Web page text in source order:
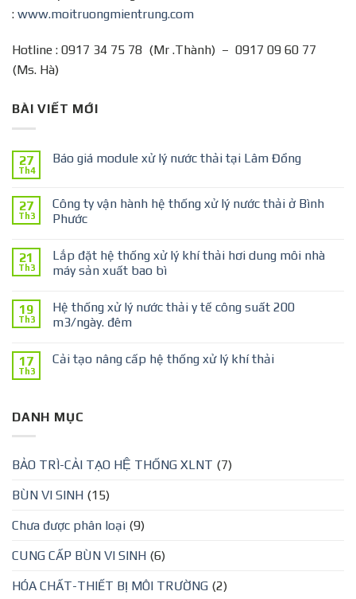
: www.moitruongmientrung.com
Hotline : 0917 34 75 78 (Mr .Thành) – 0917 09 60 77
(Ms. Hà)
BÀI VIẾT MỚI
27
Th4
Báo giá module xử lý nước thải tại Lâm Đồng
27
Th3
Công ty vận hành hệ thống xử lý nước thải ở Bình
Phước
21
Th3
Lắp đặt hệ thống xử lý khí thải hơi dung môi nhà
máy sản xuất bao bì
19
Th3
Hệ thống xử lý nước thải y tế công suất 200
m3/ngày. đêm
17
Th3
Cải tạo nâng cấp hệ thống xử lý khí thải
DANH MỤC
BẢO TRÌ-CẢI TẠO HỆ THỐNG XLNT (7)
BÙN VI SINH (15)
Chưa được phân loại (9)
CUNG CẤP BÙN VI SINH (6)
HÓA CHẤT-THIẾT BỊ MÔI TRƯỜNG (2)